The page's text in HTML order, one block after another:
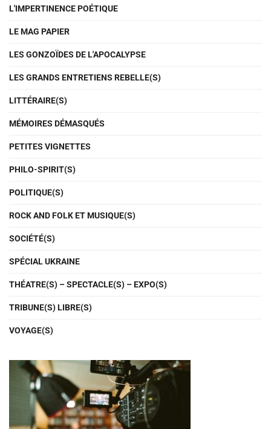
L'IMPERTINENCE POÉTIQUE
LE MAG PAPIER
LES GONZOÏDES DE L'APOCALYPSE
LES GRANDS ENTRETIENS REBELLE(S)
LITTÉRAIRE(S)
MÉMOIRES DÉMASQUÉS
PETITES VIGNETTES
PHILO-SPIRIT(S)
POLITIQUE(S)
ROCK AND FOLK ET MUSIQUE(S)
SOCIÉTÉ(S)
SPÉCIAL UKRAINE
THÉATRE(S) – SPECTACLE(S) – EXPO(S)
TRIBUNE(S) LIBRE(S)
VOYAGE(S)